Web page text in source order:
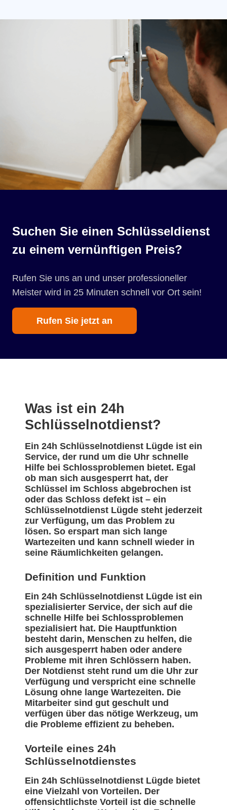
Suchen Sie einen Schlüsseldienst
zu einem vernünftigen Preis?
Rufen Sie uns an und unser professioneller
Meister wird in 25 Minuten schnell vor Ort sein!
Rufen Sie jetzt an
Was ist ein 24h
Schlüsselnotdienst?
Ein 24h Schlüsselnotdienst Lügde ist ein
Service, der rund um die Uhr schnelle
Hilfe bei Schlossproblemen bietet. Egal
ob man sich ausgesperrt hat, der
Schlüssel im Schloss abgebrochen ist
oder das Schloss defekt ist – ein
Schlüsselnotdienst Lügde steht jederzeit
zur Verfügung, um das Problem zu
lösen. So erspart man sich lange
Wartezeiten und kann schnell wieder in
seine Räumlichkeiten gelangen.
Definition und Funktion
Ein 24h Schlüsselnotdienst Lügde ist ein
spezialisierter Service, der sich auf die
schnelle Hilfe bei Schlossproblemen
spezialisiert hat. Die Hauptfunktion
besteht darin, Menschen zu helfen, die
sich ausgesperrt haben oder andere
Probleme mit ihren Schlössern haben.
Der Notdienst steht rund um die Uhr zur
Verfügung und verspricht eine schnelle
Lösung ohne lange Wartezeiten. Die
Mitarbeiter sind gut geschult und
verfügen über das nötige Werkzeug, um
die Probleme effizient zu beheben.
Vorteile eines 24h
Schlüsselnotdienstes
Ein 24h Schlüsselnotdienst Lügde bietet
eine Vielzahl von Vorteilen. Der
offensichtlichste Vorteil ist die schnelle